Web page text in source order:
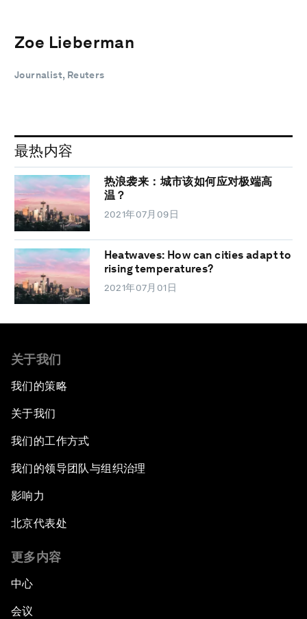
Zoe Lieberman
Journalist, Reuters
最热内容
热浪袭来：城市该如何应对极端高
温？
2021年07月09日
Heatwaves: How can cities adapt to
rising temperatures?
2021年07月01日
关于我们
我们的策略
关于我们
我们的工作方式
我们的领导团队与组织治理
影响力
北京代表处
更多内容
中心
会议